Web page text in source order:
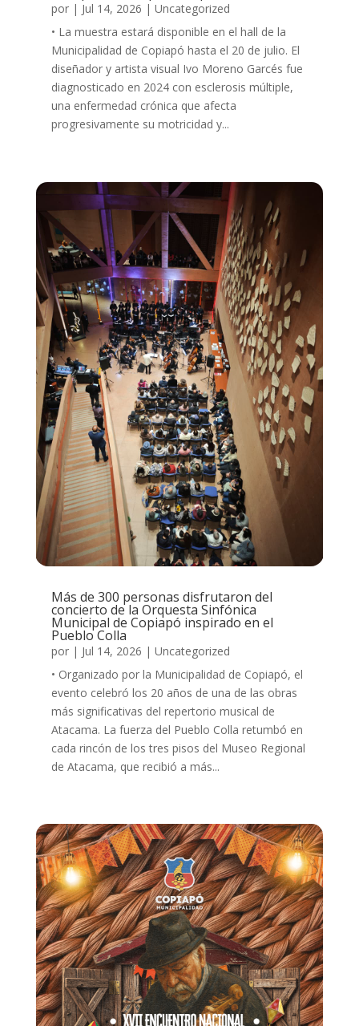
por | Jul 14, 2026 | Uncategorized
• La muestra estará disponible en el hall de la
Municipalidad de Copiapó hasta el 20 de julio. El
diseñador y artista visual Ivo Moreno Garcés fue
diagnosticado en 2024 con esclerosis múltiple,
una enfermedad crónica que afecta
progresivamente su motricidad y...
Más de 300 personas disfrutaron del
concierto de la Orquesta Sinfónica
Municipal de Copiapó inspirado en el
Pueblo Colla
por | Jul 14, 2026 | Uncategorized
• Organizado por la Municipalidad de Copiapó, el
evento celebró los 20 años de una de las obras
más significativas del repertorio musical de
Atacama. La fuerza del Pueblo Colla retumbó en
cada rincón de los tres pisos del Museo Regional
de Atacama, que recibió a más...